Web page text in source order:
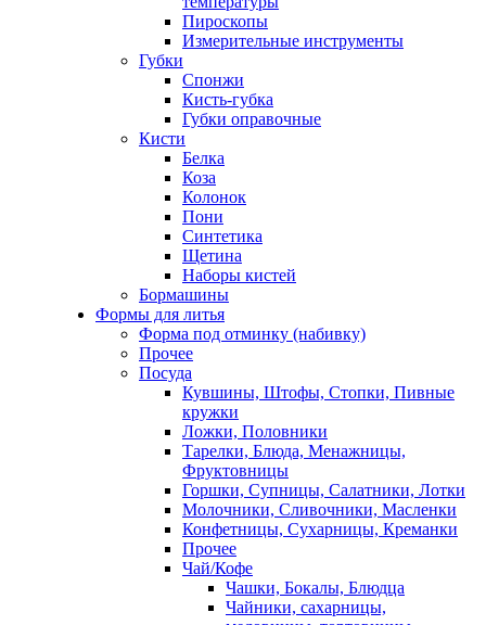
Пироскопы
Измерительные инструменты
Губки
Спонжи
Кисть-губка
Губки оправочные
Кисти
Белка
Коза
Колонок
Пони
Синтетика
Щетина
Наборы кистей
Бормашины
Формы для литья
Форма под отминку (набивку)
Прочее
Посуда
Кувшины, Штофы, Стопки, Пивные
кружки
Ложки, Половники
Тарелки, Блюда, Менажницы,
Фруктовницы
Горшки, Супницы, Салатники, Лотки
Молочники, Сливочники, Масленки
Конфетницы, Сухарницы, Креманки
Прочее
Чай/Кофе
Чашки, Бокалы, Блюдца
Чайники, сахарницы,